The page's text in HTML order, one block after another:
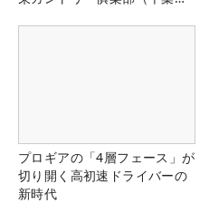
プロギアの「4層フェース」が
切り開く高初速ドライバーの
新時代